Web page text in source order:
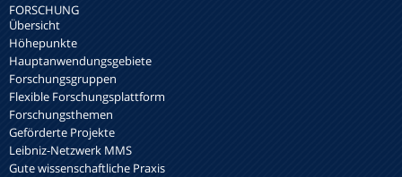
FORSCHUNG
Übersicht
Höhepunkte
Hauptanwendungsgebiete
Forschungsgruppen
Flexible Forschungsplattform
Forschungsthemen
Geförderte Projekte
Leibniz-Netzwerk MMS
Gute wissenschaftliche Praxis